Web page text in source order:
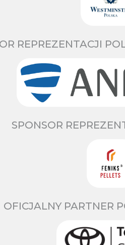
REPREZENTACJI
SPONSOR
OFICJALNY PARTNER